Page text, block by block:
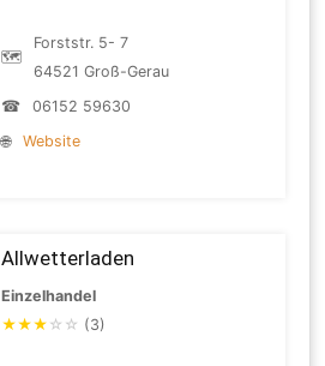
🗺
Forststr. 5- 7
64521 Groß-Gerau
☎
06152 59630
🌐
Website
Allwetterladen
Einzelhandel
★★★ ☆ ☆ (3)